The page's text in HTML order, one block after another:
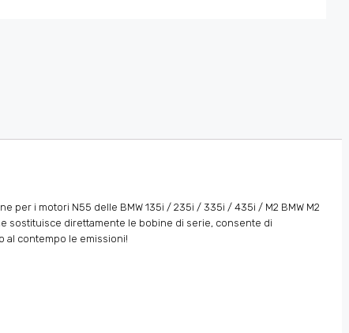
per i motori N55 delle BMW 135i / 235i / 335i / 435i / M2 BMW M2
sostituisce direttamente le bobine di serie, consente di
al contempo le emissioni!